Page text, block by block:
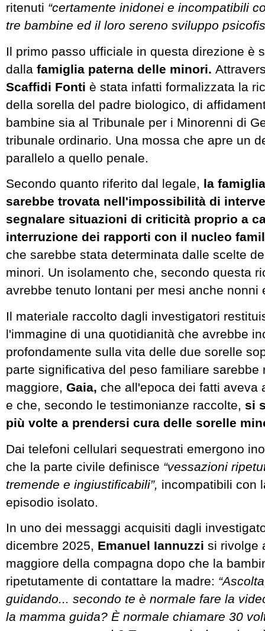
ritenuti “certamente inidonei e incompatibili
tre bambine ed il loro sereno sviluppo
Il primo passo ufficiale in questa direzione è
dalla famiglia paterna delle minori.
Scaffidi Fonti è stata infatti formalizzata la
della sorella del padre biologico, di
bambine sia al Tribunale per i Minorenni di
tribunale ordinario. Una mossa che apre un
parallelo a quello penale.
Secondo quanto riferito dal legale, la
sarebbe trovata nell'impossibilità di
segnalare situazioni di criticità proprio a
interruzione dei rapporti con il nucleo
che sarebbe stata determinata dalle scelte
minori. Un isolamento che, secondo questa
avrebbe tenuto lontani per mesi anche nonni
Il materiale raccolto dagli investigatori
l'immagine di una quotidianità che avrebbe
profondamente sulla vita delle due sorelle
parte significativa del peso familiare sarebbe
maggiore, Gaia, che all'epoca dei fatti aveva
e che, secondo le testimonianze raccolte, si
più volte a prendersi cura delle sorelle
Dai telefoni cellulari sequestrati emergono
che la parte civile definisce “vessazioni
tremende e ingiustificabili”, incompatibili con
episodio isolato.
In uno dei messaggi acquisiti dagli
dicembre 2025, Emanuel Iannuzzi si rivolge
maggiore della compagna dopo che la
ripetutamente di contattare la madre:
guidando... secondo te è normale fare la
la mamma guida? È normale chiamare 30